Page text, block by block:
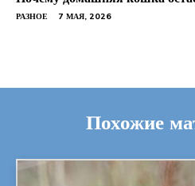
РАЗНОЕ 7 МАЯ, 2026
Похожие